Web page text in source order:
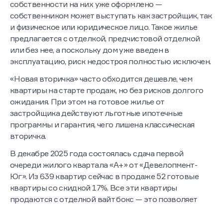
собственности на них уже оформлено —
собственником может выступать как застройщик, так
и физическое или юридическое лицо. Такое жилье
предлагается с отделкой, предчистовой отделкой
или без нее, а поскольку дом уже введен в
эксплуатацию, риск недостроя полностью исключен.
«Новая вторичка» часто обходится дешевле, чем
квартиры на старте продаж, но без рисков долгого
ожидания. При этом на готовое жилье от
застройщика действуют льготные ипотечные
программы и гарантия, чего лишена классическая
вторичка.
В декабре 2025 года состоялась сдача первой
очереди жилого квартала «А+» от «Девелопмент-
Юг». Из 639 квартир сейчас в продаже 52 готовые
квартиры со скидкой 17%. Все эти квартиры
продаются с отделкой вайт бокс — это позволяет